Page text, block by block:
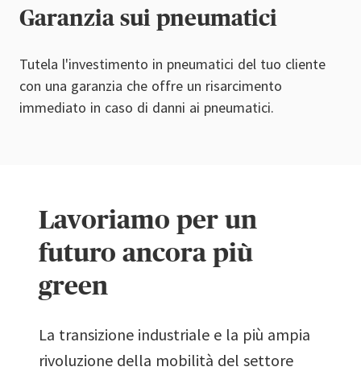
Garanzia sui pneumatici
Tutela l'investimento in pneumatici del tuo cliente
con una garanzia che offre un risarcimento
immediato in caso di danni ai pneumatici.
Lavoriamo per un
futuro ancora più
green
La transizione industriale e la più ampia
rivoluzione della mobilità del settore